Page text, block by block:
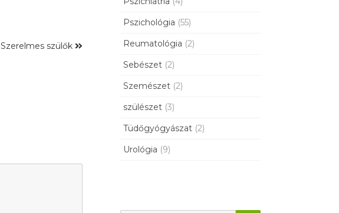
Szerelmes szülők
Pszichológia (55)
Reumatológia (2)
Sebészet (2)
Szemészet (2)
szülészet (3)
Tüdőgyógyászat (2)
Urológia (9)